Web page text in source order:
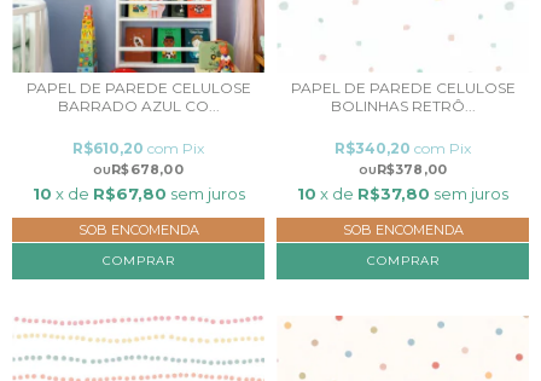
PAPEL DE PAREDE CELULOSE
BARRADO AZUL CO...
R$678,00
R$610,20 com Pix
10 x de R$67,80 sem juros
SOB ENCOMENDA
COMPRAR
PAPEL DE PAREDE CELULOSE
BOLINHAS RETRÔ...
R$378,00
R$340,20 com Pix
10 x de R$37,80 sem juros
SOB ENCOMENDA
COMPRAR